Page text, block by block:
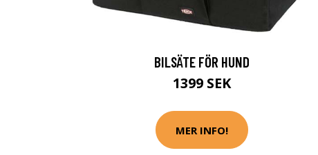
BILSÄTE FÖR HUND
1399 SEK
MER INFO!